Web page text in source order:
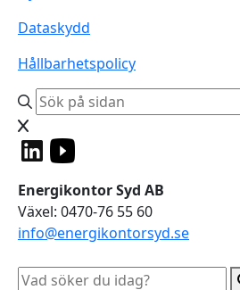
Dataskydd
Hållbarhetspolicy
Energikontor Syd AB
Växel: 0470-76 55 60
info@energikontorsyd.se